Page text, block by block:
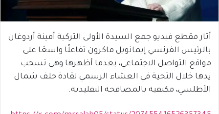
أثار مقطع فيديو جمع السيدة الأولى التركية أمينة أردوغان
بالرئيس الفرنسي إيمانويل ماكرون تفاعلًا واسعًا على
مواقع التواصل الاجتماعي، بعدما أظهرها وهي تسحب
يدها خلال التحية في العشاء الرسمي لقادة حلف شمال
الأطلسي، مكتفية بالمصافحة التقليدية.